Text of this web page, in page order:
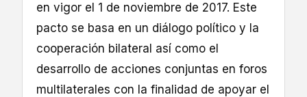
en vigor el 1 de noviembre de 2017. Este
pacto se basa en un diálogo político y la
cooperación bilateral así como el
desarrollo de acciones conjuntas en foros
multilaterales con la finalidad de apoyar el